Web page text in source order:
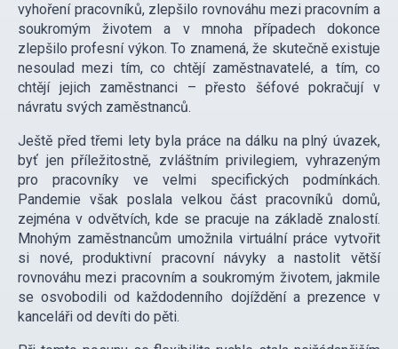
vyhoření pracovníků, zlepšilo rovnováhu mezi pracovním a
soukromým životem a v mnoha případech dokonce
zlepšilo profesní výkon. To znamená, že skutečně existuje
nesoulad mezi tím, co chtějí zaměstnavatelé, a tím, co
chtějí jejich zaměstnanci – přesto šéfové pokračují v
návratu svých zaměstnanců.
Ještě před třemi lety byla práce na dálku na plný úvazek,
byť jen příležitostně, zvláštním privilegiem, vyhrazeným
pro pracovníky ve velmi specifických podmínkách.
Pandemie však poslala velkou část pracovníků domů,
zejména v odvětvích, kde se pracuje na základě znalostí.
Mnohým zaměstnancům umožnila virtuální práce vytvořit
si nové, produktivní pracovní návyky a nastolit větší
rovnováhu mezi pracovním a soukromým životem, jakmile
se osvobodili od každodenního dojíždění a prezence v
kanceláři od devíti do pěti.